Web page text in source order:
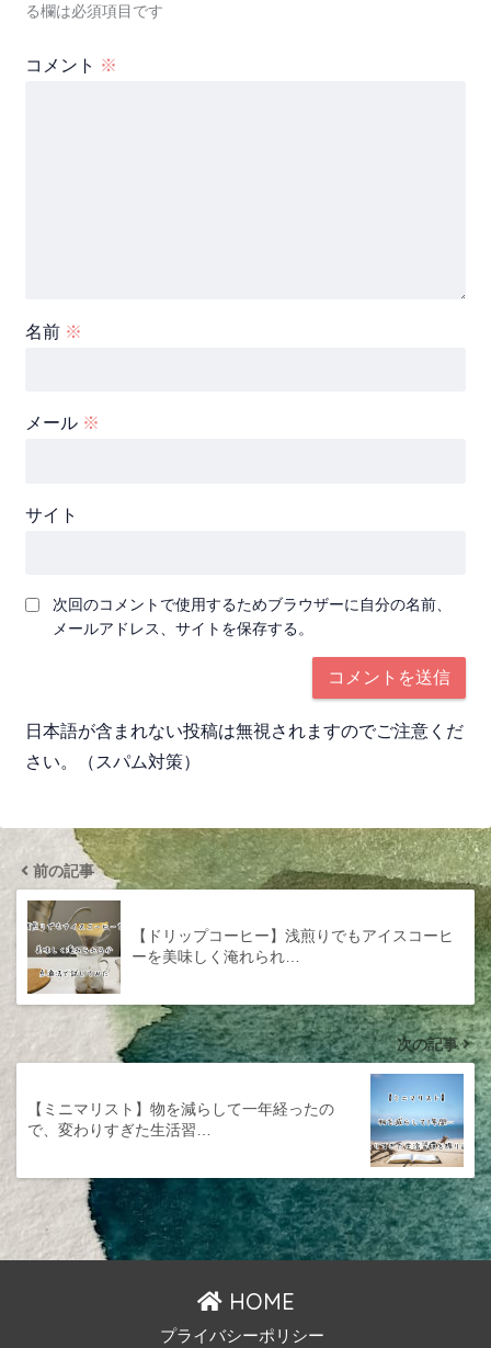
る欄は必須項目です
コメント ※
名前 ※
メール ※
サイト
次回のコメントで使用するためブラウザーに自分の名前、
メールアドレス、サイトを保存する。
日本語が含まれない投稿は無視されますのでご注意くだ
さい。（スパム対策）
前の記事
【ドリップコーヒー】浅煎りでもアイスコーヒ
ーを美味しく淹れられ…
次の記事
【ミニマリスト】物を減らして一年経ったの
で、変わりすぎた生活習…
HOME
プライバシーポリシー